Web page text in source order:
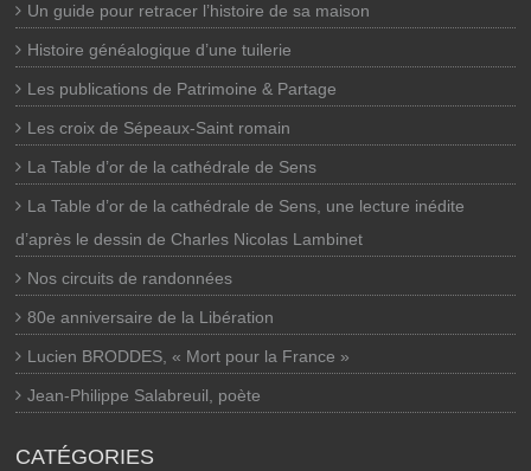
Un guide pour retracer l’histoire de sa maison
Histoire généalogique d’une tuilerie
Les publications de Patrimoine & Partage
Les croix de Sépeaux-Saint romain
La Table d’or de la cathédrale de Sens
La Table d’or de la cathédrale de Sens, une lecture inédite
d’après le dessin de Charles Nicolas Lambinet
Nos circuits de randonnées
80e anniversaire de la Libération
Lucien BRODDES, « Mort pour la France »
Jean-Philippe Salabreuil, poète
CATÉGORIES